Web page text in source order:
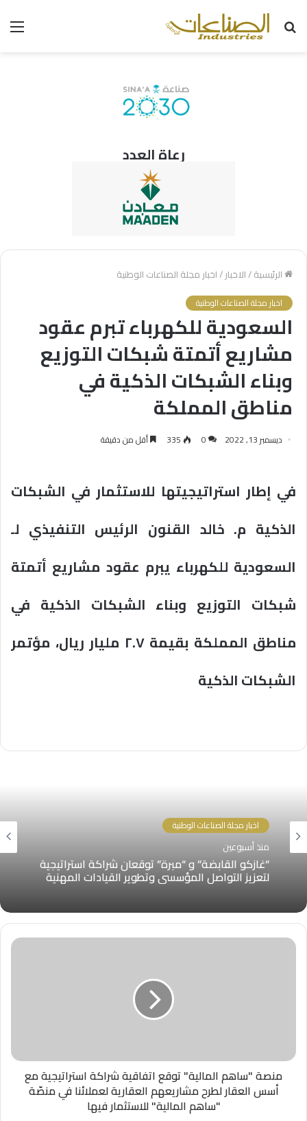
رعاة العدد
الرئيسية/الاخبار/اخبار مجلة الصناعات الوطنية
اخبار مجلة الصناعات الوطنية
السعودية للكهرباء تبرم عقود
مشاريع أتمتة شبكات التوزيع
وبناء الشبكات الذكية في
مناطق المملكة
ديسمبر 13, 2022 0
335 أقل من دقيقة
في إطار استراتيجيتها للاستثمار في الشبكات
الذكية م. خالد القنون الرئيس التنفيذي لـ
السعودية للكهرباء يبرم عقود مشاريع أتمتة
شبكات التوزيع وبناء الشبكات الذكية في
مناطق المملكة بقيمة ٢.٧ مليار ريال، مؤتمر
الشبكات الذكية
اخبار مجلة الصناعات الوطنية
منذ أسبوعين
“غازكو القابضة” و “مبرة” توقعان شراكة استراتيجية
لتعزيز التواصل المؤسسي وتطوير القيادات المهنية
منصة "ساهم المالية" توقع اتفاقية شراكة استراتيجية مع
أسس العقار لطرح مشاريعهم العقارية لعملائنا في منصّة
"ساهم المالية" للاستثمار فيها